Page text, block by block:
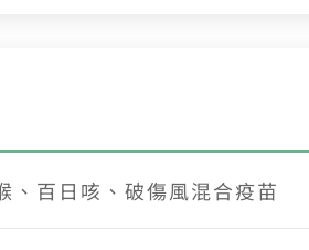
、百日咳、破傷風混合疫苗